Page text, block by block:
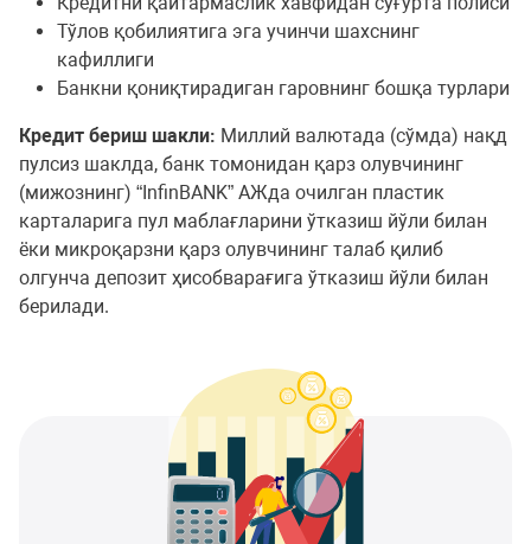
Тўлов қобилиятига эга учинчи шахснинг
кафиллиги
Банкни қониқтирадиган гаровнинг бошқа турлари
Кредит бериш шакли: Миллий валютада (сўмда) нақд
пулсиз шаклда, банк томонидан қарз олувчининг
(мижознинг) “InfinBANK” АЖда очилган пластик
карталарига пул маблағларини ўтказиш йўли билан
ёки микроқарзни қарз олувчининг талаб қилиб
олгунча депозит ҳисобварағига ўтказиш йўли билан
берилади.